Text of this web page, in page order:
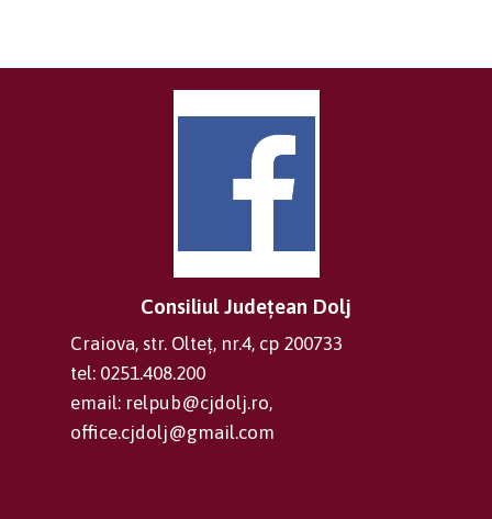
Consiliul Județean Dolj
Craiova, str. Olteț, nr.4, cp 200733
tel: 0251.408.200
email: relpub@cjdolj.ro,
office.cjdolj@gmail.com